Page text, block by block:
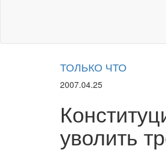
ТОЛЬКО ЧТО
2007.04.25
уволить